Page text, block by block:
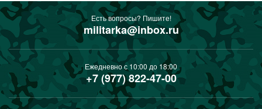
Есть вопросы? Пишите!
militarka@inbox.ru
Ежедневно с 10:00 до 18:00
+7 (977) 822-47-00